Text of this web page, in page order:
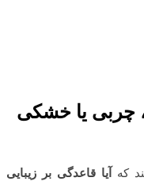
چربی یا خشکی
که
آیا قاعدگی بر زیبایی